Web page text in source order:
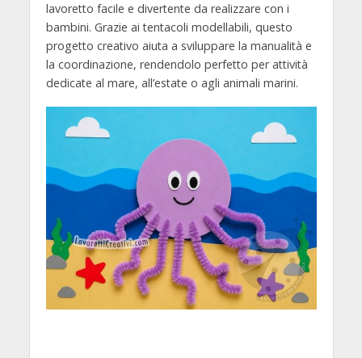
lavoretto facile e divertente da realizzare con i
bambini. Grazie ai tentacoli modellabili, questo
progetto creativo aiuta a sviluppare la manualità e
la coordinazione, rendendolo perfetto per attività
dedicate al mare, all’estate o agli animali marini.